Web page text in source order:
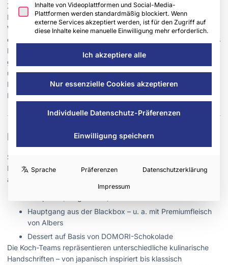
Zentrum der Spitzengastronomie im deutschsprachigen Raum:
Erstmals finden die Finalrunden der beiden Premium-
Wettbewerbe Koch des Jahres und Patissier des Jahres an
einem Tag und unter einem Dach statt. Insgesamt 14 Teams aus
Deutschland, Österreich und der Schweiz treten live
gegeneinander an – begleitet von einer hochkarätigen Jury mit
über 25 Michelin-Sternen sowie mehreren internationalen
Patisserie-Expert:innen. Mehr als 1.500 Fachbesucher,
Medienvertreter und Markenpartner werden erwartet.
KOCH DES JAHRES 2025 – DAS FINALE
Sieben Koch-Teams aus renommierten Restaurants in
Deutschland, Österreich und der Schweiz treten gegeneinander
an. Innerhalb von fünf Stunden entstehen drei Gänge:
Hauptgang aus der Blackbox – u. a. mit Premiumfleisch
von Albers
Dessert auf Basis von DOMORI-Schokolade
Die Koch-Teams repräsentieren unterschiedliche kulinarische
Handschriften – von japanisch inspiriert bis klassisch
Inhalte von Videoplattformen und Social-Media-
Plattformen werden standardmäßig blockiert. Wenn
externe Services akzeptiert werden, ist für den Zugriff auf
diese Inhalte keine manuelle Einwilligung mehr erforderlich.
Ich akzeptiere alle
Nur essenzielle Cookies akzeptieren
Individuelle Datenschutz-Präferenzen
Einwilligung speichern
Sprache Präferenzen Datenschutzerklärung
Impressum